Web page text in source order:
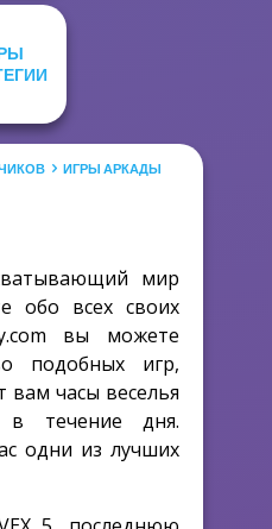
ИГРЫ АРКАДЫ
мир
обо всех своих
вы можете
подобных игр,
вам часы веселья
в течение дня.
одни из лучших